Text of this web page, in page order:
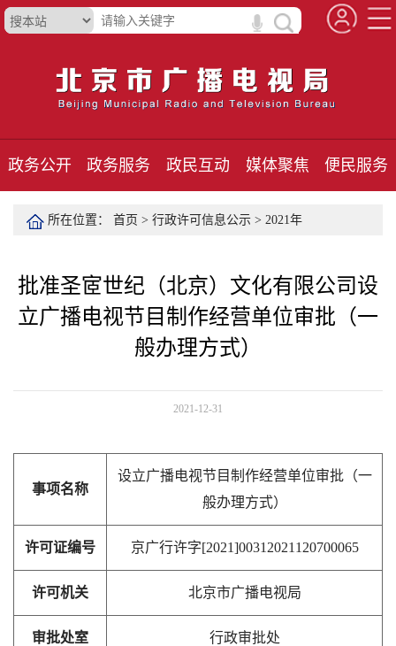
政务公开 政务服务 政民互动 媒体聚焦 便民服务
所在位置： 首页 > 行政许可信息公示 > 2021年
批准圣宧世纪（北京）文化有限公司设
立广播电视节目制作经营单位审批（一
般办理方式）
2021-12-31
事项名称
设立广播电视节目制作经营单位审批（一
般办理方式）
许可证编号 京广行许字[2021]00312021120700065
许可机关 北京市广播电视局
审批处室 行政审批处